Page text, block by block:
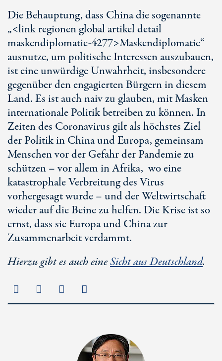
Die Behauptung, dass China die sogenannte
„<link regionen global artikel detail
maskendiplomatie-4277>Maskendiplomatie“
ausnutze, um politische Interessen auszubauen,
ist eine unwürdige Unwahrheit, insbesondere
gegenüber den engagierten Bürgern in diesem
Land. Es ist auch naiv zu glauben, mit Masken
internationale Politik betreiben zu können. In
Zeiten des Coronavirus gilt als höchstes Ziel
der Politik in China und Europa, gemeinsam
Menschen vor der Gefahr der Pandemie zu
schützen – vor allem in Afrika, wo eine
katastrophale Verbreitung des Virus
vorhergesagt wurde – und der Weltwirtschaft
wieder auf die Beine zu helfen. Die Krise ist so
ernst, dass sie Europa und China zur
Zusammenarbeit verdammt.
Hierzu gibt es auch eineSicht aus Deutschland.